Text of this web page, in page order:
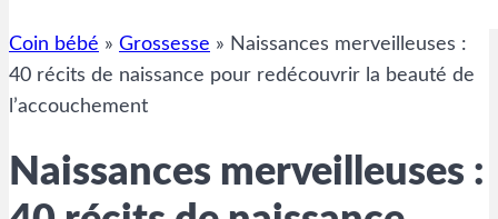
Coin bébé » Grossesse » Naissances merveilleuses :
40 récits de naissance pour redécouvrir la beauté de
l’accouchement
Naissances merveilleuses :